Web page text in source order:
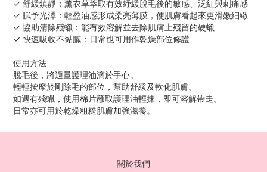
✓ 舒緩鎮靜：薰衣草萃取有效紓緩脫毛後的敏感、泛紅與刺痛感
✓ 賦予光澤：輕盈油感形成柔亮薄膜，使肌膚看起來更滑嫩細緻
✓ 協助清除殘蠟：能有效溶解並去除肌膚上殘留的硬蠟
✓ 快速吸收不黏膩：日常也可用作乾燥部位修護
使用方法
脫毛後，將適量護理油滴於手心。
輕輕按摩於剛除毛的部位，幫助舒緩及軟化肌膚。
如遇有殘蠟，使用棉片蘸取護理油輕抹，即可溶解帶走。
日常亦可用於乾燥粗糙肌膚加強滋養。
關於我們